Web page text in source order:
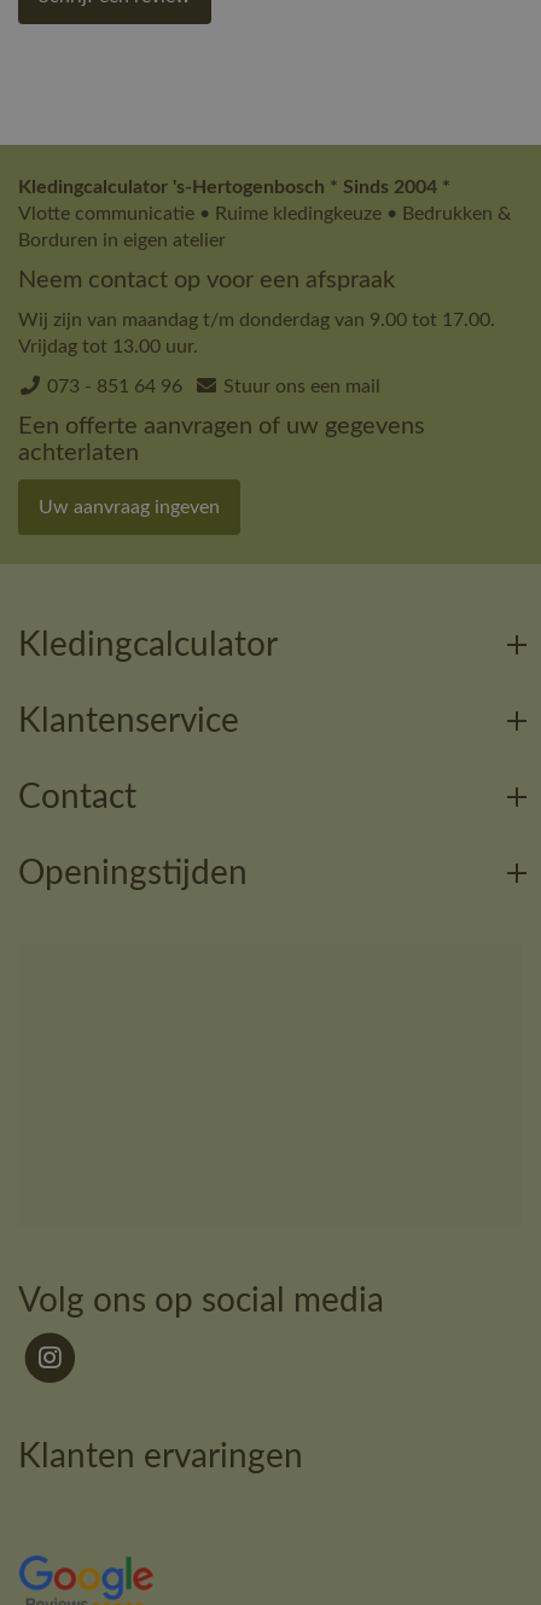
Kledingcalculator 's-Hertogenbosch * Sinds 2004 *
Vlotte communicatie • Ruime kledingkeuze • Bedrukken &
Borduren in eigen atelier
Neem contact op voor een afspraak
Wij zijn van maandag t/m donderdag van 9.00 tot 17.00.
Vrijdag tot 13.00 uur.
073 - 851 64 96 Stuur ons een mail
Een offerte aanvragen of uw gegevens
achterlaten
Uw aanvraag ingeven
Kledingcalculator
Klantenservice
Contact
Openingstijden
Volg ons op social media
Klanten ervaringen